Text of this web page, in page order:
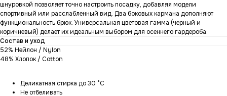
шнуровкой позволяет точно настроить посадку, добавляя модели
спортивный или расслабленный вид. Два боковых кармана дополняют
функциональность брюк. Универсальная цветовая гамма (черный и
коричневый) делает их идеальным выбором для осеннего гардероба.
Состав и уход
52% Нейлон / Nylon
48% Хлопок / Cotton
Деликатная стирка до 30 °C
Не отбеливать